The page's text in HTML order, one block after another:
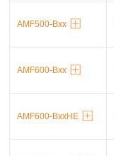
AMF500-Bxx
AMF600-Bxx
AMF600-BxxHE